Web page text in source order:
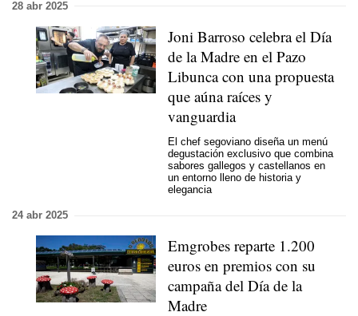
28 abr 2025
Joni Barroso celebra el Día
de la Madre en el Pazo
Libunca con una propuesta
que aúna raíces y
vanguardia
El chef segoviano diseña un menú
degustación exclusivo que combina
sabores gallegos y castellanos en
un entorno lleno de historia y
elegancia
24 abr 2025
Emgrobes reparte 1.200
euros en premios con su
campaña del Día de la
Madre